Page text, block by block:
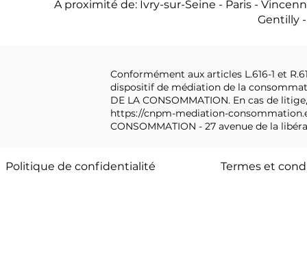
A proximité de: Ivry-sur-Seine - Paris -
Gentilly
Conformément aux articles L.616-1 et
dispositif de médiation de la
DE LA CONSOMMATION. En cas de
https://cnpm-mediation-
CONSOMMATION - 27 avenue de la
Politique de confidentialité Termes et